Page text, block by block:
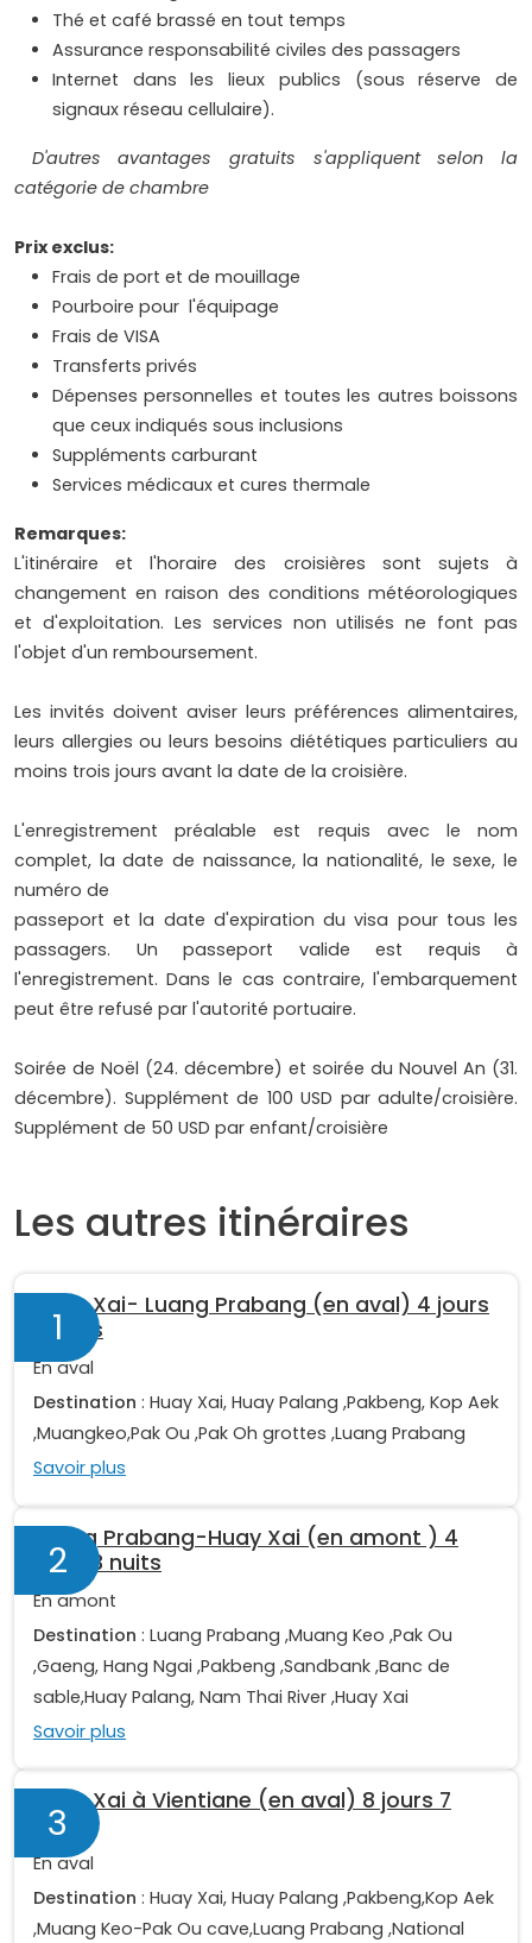
Thé et café brassé en tout temps
Assurance responsabilité civiles des passagers
Internet dans les lieux publics (sous réserve de
signaux réseau cellulaire).
D'autres avantages gratuits s'appliquent selon la
catégorie de chambre
Prix exclus:
Frais de port et de mouillage
Pourboire pour l'équipage
Frais de VISA
Transferts privés
Dépenses personnelles et toutes les autres boissons
que ceux indiqués sous inclusions
Suppléments carburant
Services médicaux et cures thermale
Remarques:
L'itinéraire et l'horaire des croisières sont sujets à
changement en raison des conditions météorologiques
et d'exploitation. Les services non utilisés ne font pas
l'objet d'un remboursement.
Les invités doivent aviser leurs préférences alimentaires,
leurs allergies ou leurs besoins diététiques particuliers au
moins trois jours avant la date de la croisière.
L'enregistrement préalable est requis avec le nom
complet, la date de naissance, la nationalité, le sexe, le
numéro de
passeport et la date d'expiration du visa pour tous les
passagers. Un passeport valide est requis à
l'enregistrement. Dans le cas contraire, l'embarquement
peut être refusé par l'autorité portuaire.
Soirée de Noël (24. décembre) et soirée du Nouvel An (31.
décembre). Supplément de 100 USD par adulte/croisière.
Supplément de 50 USD par enfant/croisière
Les autres itinéraires
1
Huay Xai- Luang Prabang (en aval) 4 jours
3 nuits
En aval
Destination : Huay Xai, Huay Palang ,Pakbeng, Kop Aek
,Muangkeo,Pak Ou ,Pak Oh grottes ,Luang Prabang
Savoir plus
2
Luang Prabang-Huay Xai (en amont ) 4
jours 3 nuits
En amont
Destination : Luang Prabang ,Muang Keo ,Pak Ou
,Gaeng, Hang Ngai ,Pakbeng ,Sandbank ,Banc de
sable,Huay Palang, Nam Thai River ,Huay Xai
Savoir plus
3
Huay Xai à Vientiane (en aval) 8 jours 7
nuits
En aval
Destination : Huay Xai, Huay Palang ,Pakbeng,Kop Aek
,Muang Keo-Pak Ou cave,Luang Prabang ,National